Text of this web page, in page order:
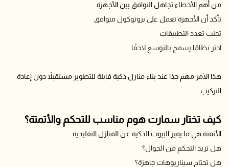
من أهم الأخطاء تجاهل التوافق بين الأجهزة.
تأكد أن الأجهزة تعمل على بروتوكول متوافق
تجنب تعدد التطبيقات
اختر نظامًا يسمح بالتوسع لاحقًا
هذا الأمر مهم جدًا عند بناء منازل ذكية قابلة للتطوير مستقبلاً دون إعادة
التركيب.
كيف تختار سمارت هوم مناسب للتحكم والأتمتة؟
الأتمتة هي ما يميز البيوت الذكية عن المنازل التقليدية.
هل تريد التحكم من الجوال؟
هل تحتاج سيناريوهات جاهزة؟